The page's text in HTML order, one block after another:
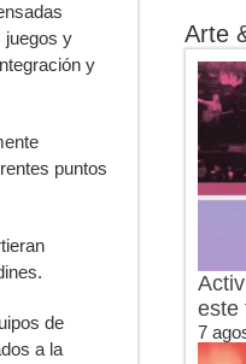
juegos y
y
puntos
de
a la
Arte
este
7